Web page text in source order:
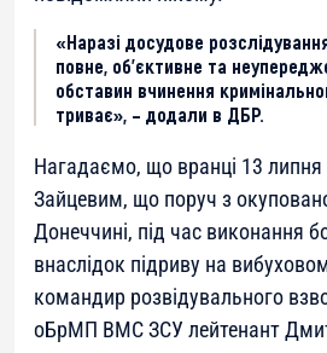
«Наразі досудове
повне, об’єктивне та
обставин вчинення
триває», – додали в ДБР.
Нагадаємо, що вранці 13 липня в
Зайцевим, що поруч з
Донеччині, під час виконання
внаслідок підриву на
командир розвідувального
оБрМП ВМС ЗСУ лейтенант